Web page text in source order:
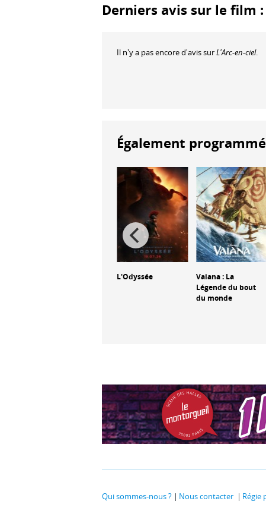
Derniers avis sur le film :
Il n'y a pas encore d'avis surL'Arc-en-ciel.
Également
L'Odyssée
Vaiana : La
Légende du bout
du monde
Qui sommes-nous ? Nous contacter Régie